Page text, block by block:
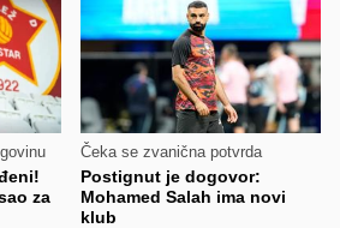
za
Čeka se zvanična potvrda
Postignut je dogovor:
Mohamed Salah ima novi
klub